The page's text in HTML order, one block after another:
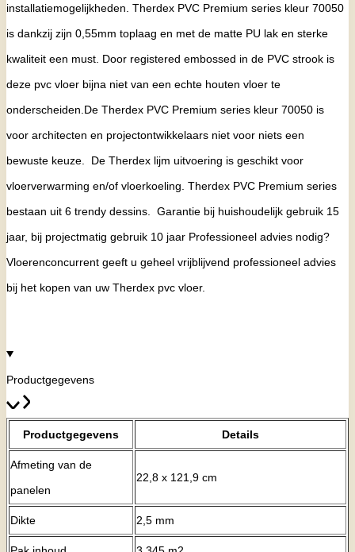
installatiemogelijkheden. Therdex PVC Premium series kleur 70050
is dankzij zijn 0,55mm toplaag en met de matte PU lak en sterke
kwaliteit een must. Door registered embossed in de PVC strook is
deze pvc vloer bijna niet van een echte houten vloer te
onderscheiden.De Therdex PVC Premium series kleur 70050 is
voor architecten en projectontwikkelaars niet voor niets een
bewuste keuze. De Therdex lijm uitvoering is geschikt voor
vloerverwarming en/of vloerkoeling. Therdex PVC Premium series
bestaan uit 6 trendy dessins.
Garantie bij huishoudelijk gebruik 15
jaar, bij projectmatig gebruik 10 jaar Professioneel advies nodig?
Vloerenconcurrent geeft u geheel vrijblijvend professioneel advies
bij het kopen van uw Therdex pvc vloer.
Productgegevens
Productgegevens Details
Afmeting van de
panelen
22,8 x 121,9 cm
Dikte 2,5 mm